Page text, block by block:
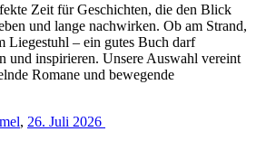
Zeit für Geschichten, die den Blick
und lange nachwirken. Ob am Strand,
Liegestuhl – ein gutes Buch darf
und inspirieren. Unsere Auswahl vereint
Romane und bewegende
, 26. Juli 2026